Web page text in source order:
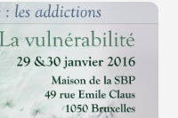
» Colloque